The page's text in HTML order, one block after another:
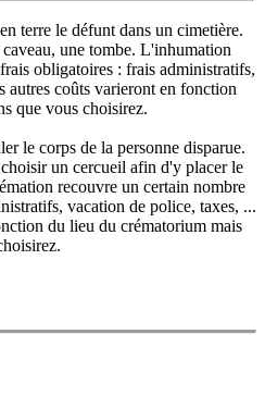
terre le défunt dans un cimetière.
une tombe. L'inhumation
obligatoires : frais administratifs,
autres coûts varieront en fonction
que vous choisirez.
le corps de la personne disparue.
un cercueil afin d'y placer le
recouvre un certain nombre
vacation de police, taxes, ...
du lieu du crématorium mais